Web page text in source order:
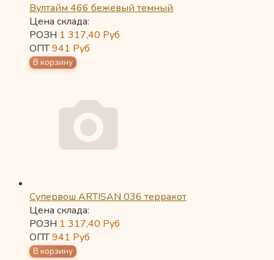
Вултайм 466 бежевый темный
Цена склада:
РОЗН 1 317,40 Руб
ОПТ941 Руб
Супервош ARTISAN 036 терракот
Цена склада:
РОЗН 1 317,40 Руб
ОПТ941 Руб